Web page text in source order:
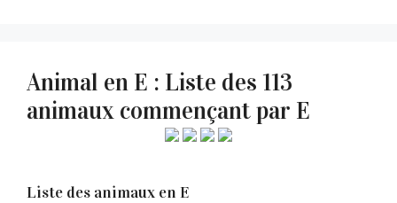
Animal en E : Liste des 113
animaux commençant par E
Liste des animaux en E